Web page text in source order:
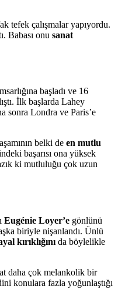
tefek çalışmalar yapıyordu.
Babası onu sanat
başladı ve 16
İlk başlarda Lahey
sonra Londra ve Paris’e
belki de en mutlu
başarısı ona yüksek
ki mutluluğu çok uzun
Eugénie Loyer’e gönlünü
biriyle nişanlandı. Ünlü
kırıklığını da böylelikle
daha çok melankolik bir
konulara fazla yoğunlaştığı